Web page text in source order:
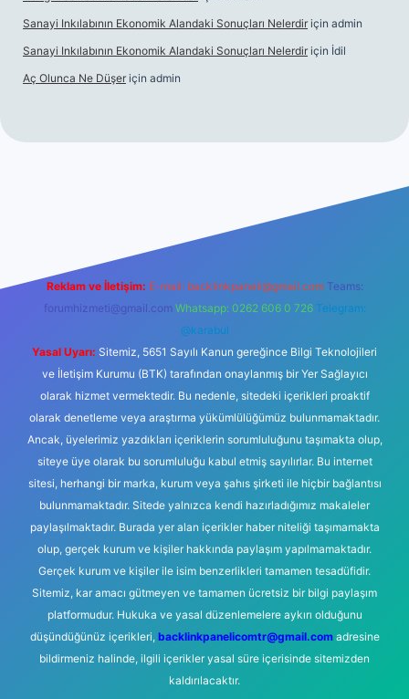
Sanayi Inkılabının Ekonomik Alandaki Sonuçları Nelerdir için admin
Sanayi Inkılabının Ekonomik Alandaki Sonuçları Nelerdir için İdil
Aç Olunca Ne Düşer için admin
Reklam ve İletişim: E-mail: backlinkpaneli@gmail.com Teams:
forumhizmeti@gmail.com Whatsapp: 0262 606 0 726 Telegram:
@karabul
Yasal Uyarı: Sitemiz, 5651 Sayılı Kanun gereğince Bilgi Teknolojileri
ve İletişim Kurumu (BTK) tarafından onaylanmış bir Yer Sağlayıcı
olarak hizmet vermektedir. Bu nedenle, sitedeki içerikleri proaktif
olarak denetleme veya araştırma yükümlülüğümüz bulunmamaktadır.
Ancak, üyelerimiz yazdıkları içeriklerin sorumluluğunu taşımakta olup,
siteye üye olarak bu sorumluluğu kabul etmiş sayılırlar. Bu internet
sitesi, herhangi bir marka, kurum veya şahıs şirketi ile hiçbir bağlantısı
bulunmamaktadır. Sitede yalnızca kendi hazırladığımız makaleler
paylaşılmaktadır. Burada yer alan içerikler haber niteliği taşımamakta
olup, gerçek kurum ve kişiler hakkında paylaşım yapılmamaktadır.
Gerçek kurum ve kişiler ile isim benzerlikleri tamamen tesadüfidir.
Sitemiz, kar amacı gütmeyen ve tamamen ücretsiz bir bilgi paylaşım
platformudur. Hukuka ve yasal düzenlemelere aykırı olduğunu
düşündüğünüz içerikleri, backlinkpanelicomtr@gmail.comadresine
bildirmeniz halinde, ilgili içerikler yasal süre içerisinde sitemizden
kaldırılacaktır.